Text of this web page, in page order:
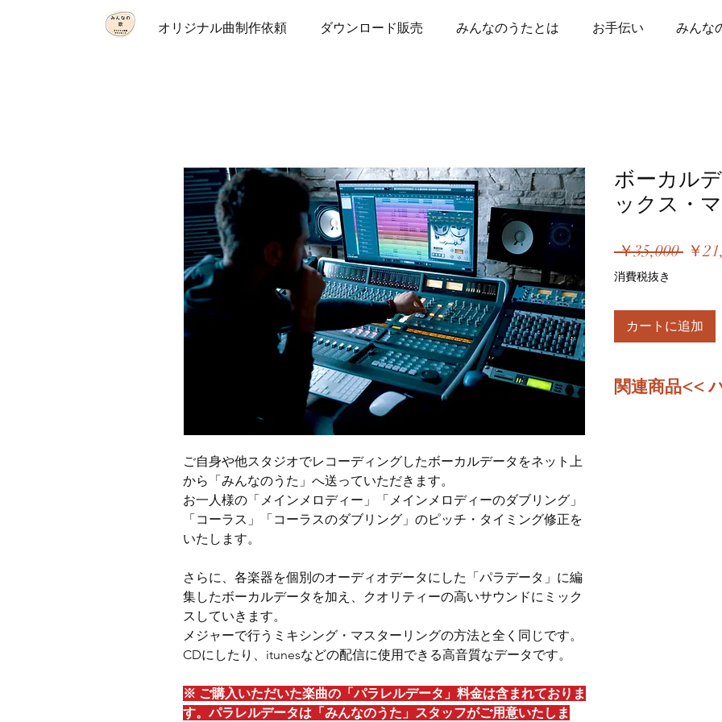
オリジナル曲制作依頼 ダウンロード販売 みんなのうたとは お手伝い みんな
ご自身や他スタジオでレコーディングしたボーカルデータをネット上
から「みんなのうた」へ送っていただきます。
お一人様の「メインメロディー」「メインメロディーのダブリング」
「コーラス」「コーラスのダブリング」のピッチ・タイミング修正を
いたします。
さらに、各楽器を個別のオーディオデータにした「パラデータ」に編
集したボーカルデータを加え、クオリティーの高いサウンドにミック
スしていきます。
メジャーで行うミキシング・マスターリングの方法と全く同じです。
CDにしたり、itunesなどの配信に使用できる高音質なデータです。
※ ご購入いただいた楽曲の「パラレルデータ」料金は含まれておりま
す。パラレルデータは「みんなのうた」スタッフがご用意いたしま
ボーカル
ックス・
￥35,000 通
格
￥
消費税抜き
カートに追加
関連商品<<